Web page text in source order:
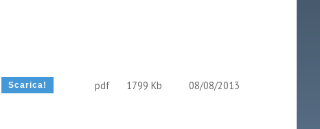
pdf 1799 Kb 08/08/2013